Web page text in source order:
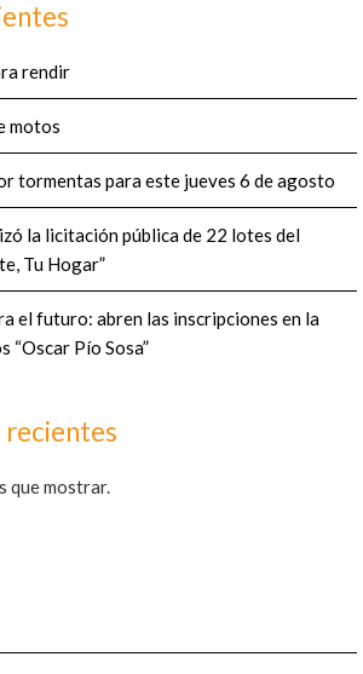
rendir
motos
tormentas para este jueves 6 de agosto
la licitación pública de 22 lotes del
Tu Hogar”
el futuro: abren las inscripciones en la
“Oscar Pío Sosa”
que mostrar.